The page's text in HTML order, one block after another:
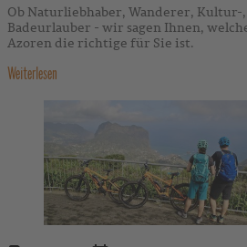
Ob Naturliebhaber, Wanderer, Kultur-
Badeurlauber - wir sagen Ihnen,
Azoren die richtige für Sie ist.
Weiterlesen